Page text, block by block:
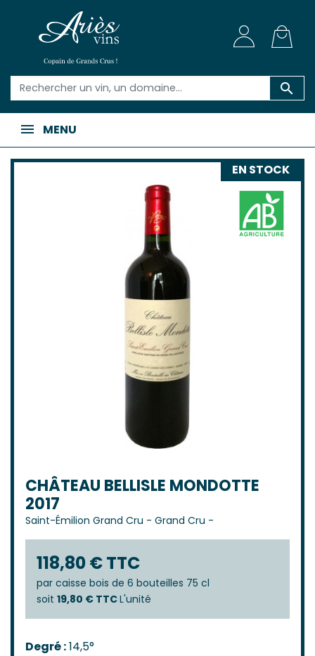

MENU
EN STOCK
CHÂTEAU BELLISLE MONDOTTE
2017
Saint-Émilion Grand Cru - Grand Cru -
118,80 € TTC
par caisse bois de 6 bouteilles 75 cl
soit 19,80 € TTCL'unité
Degré :14,5°